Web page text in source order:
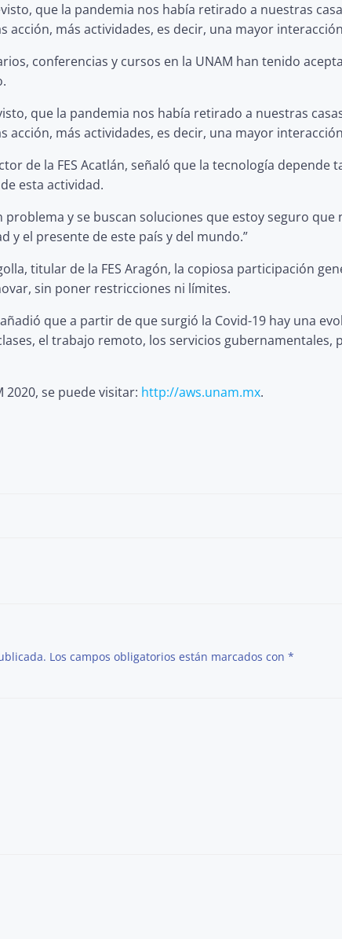
que la pandemia nos había retirado a nuestras
acción, más actividades, es decir, una mayor
conferencias y cursos en la UNAM han tenido
que la pandemia nos había retirado a nuestras
acción, más actividades, es decir, una mayor
de la FES Acatlán, señaló que la tecnología
esta actividad.
problema y se buscan soluciones que estoy seguro
y el presente de este país y del mundo.”
titular de la FES Aragón, la copiosa participación
sin poner restricciones ni límites.
que a partir de que surgió la Covid-19 hay una
el trabajo remoto, los servicios
se puede visitar: http://aws.unam.mx.
Los campos obligatorios están marcados con *